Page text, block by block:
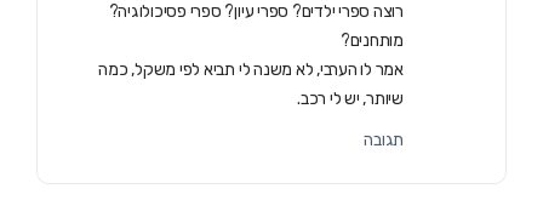
רוצה ספרי ילדים? ספרי עיון? ספרי פסיכולוגיה?
מותחנים?
אמר לו הערבי, לא משנה לי תביא לפי משקל, כמה
שיותר, יש לי רכב.
תגובה